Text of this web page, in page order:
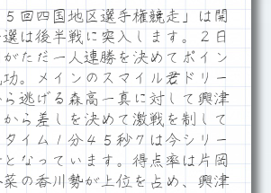
回四国地区選手権競走」は開
は後半戦に突入します。２日
ただ一人連勝を決めてポイン
功。メインのスマイル君ドリー
逃げる森高一真に対して興津
ら差しを決めて激戦を制して
イム１分４５秒７は今シリー
なっています。得点率は片岡
の香川勢が上位を占め、興津